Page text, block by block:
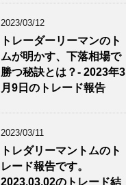
2023/03/12
トレーダーリーマンのト
ムが明かす、下落相場で
勝つ秘訣とは？- 2023年3
月9日のトレード報告
2023/03/11
トレダリーマントムのト
レード報告です。
2023.03.02のトレード結